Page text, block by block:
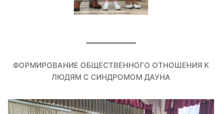
ФОРМИРОВАНИЕ ОБЩЕСТВЕННОГО ОТНОШЕНИЯ К
ЛЮДЯМ С СИНДРОМОМ ДАУНА